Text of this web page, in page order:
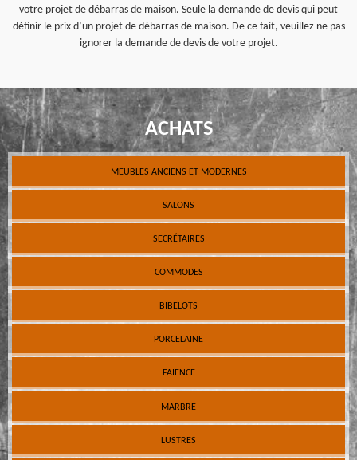
votre projet de débarras de maison. Seule la demande de devis qui peut
définir le prix d’un projet de débarras de maison. De ce fait, veuillez ne pas
ignorer la demande de devis de votre projet.
ACHATS
MEUBLES ANCIENS ET MODERNES
SALONS
SECRÉTAIRES
COMMODES
BIBELOTS
PORCELAINE
FAÏENCE
MARBRE
LUSTRES